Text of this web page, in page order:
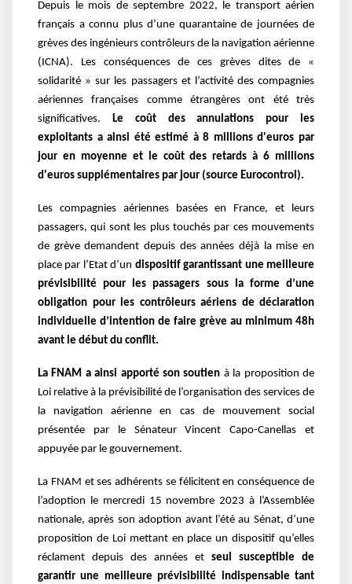
Depuis le mois de septembre 2022, le transport aérien
français a connu plus d’une quarantaine de journées de
grèves des ingénieurs contrôleurs de la navigation aérienne
(ICNA). Les conséquences de ces grèves dites de «
solidarité » sur les passagers et l’activité des compagnies
aériennes françaises comme étrangères ont été très
significatives. Le coût des annulations pour les
exploitants a ainsi été estimé à 8 millions d'euros par
jour en moyenne et le coût des retards à 6 millions
d'euros supplémentaires par jour (source Eurocontrol).
Les compagnies aériennes basées en France, et leurs
passagers, qui sont les plus touchés par ces mouvements
de grève demandent depuis des années déjà la mise en
place par l’Etat d’un dispositif garantissant une meilleure
prévisibilité pour les passagers sous la forme d’une
obligation pour les contrôleurs aériens de déclaration
individuelle d’intention de faire grève au minimum 48h
avant le début du conflit.
La FNAM a ainsi apporté son soutien à la proposition de
Loi relative à la prévisibilité de l’organisation des services de
la navigation aérienne en cas de mouvement social
présentée par le Sénateur Vincent Capo-Canellas et
appuyée par le gouvernement.
La FNAM et ses adhérents se félicitent en conséquence de
l’adoption le mercredi 15 novembre 2023 à l’Assemblée
nationale, après son adoption avant l’été au Sénat, d’une
proposition de Loi mettant en place un dispositif qu’elles
réclament depuis des années et seul susceptible de
garantir une meilleure prévisibilité indispensable tant